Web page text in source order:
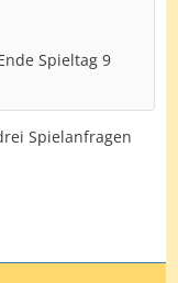
Spieltag 9
Spielanfragen